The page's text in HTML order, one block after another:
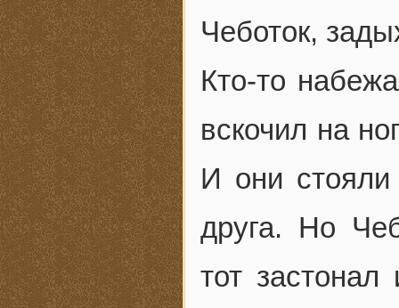
Чеботок,
Кто-то
вскочил на
И они стояли
друга. Но
тот